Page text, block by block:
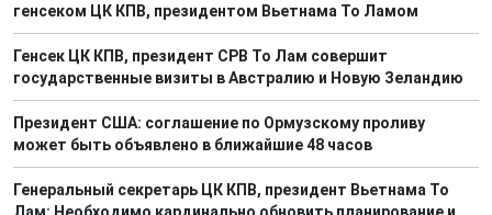
генсеком ЦК КПВ, президентом Вьетнама То Ламом
Генсек ЦК КПВ, президент СРВ То Лам совершит
государственные визиты в Австралию и Новую Зеландию
Президент США: соглашение по Ормузскому проливу
может быть объявлено в ближайшие 48 часов
Генеральный секретарь ЦК КПВ, президент Вьетнама То
Лам: Необходимо кардинально обновить планирование и